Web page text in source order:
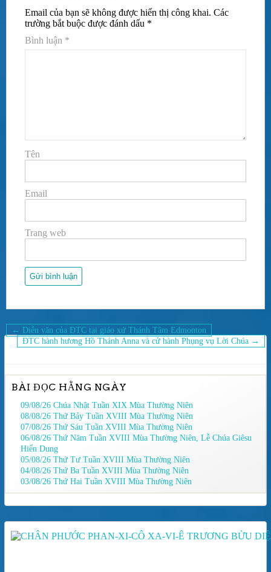
Email của bạn sẽ không được hiển thị công khai. Các
trường bắt buộc được đánh dấu *
Bình luận *
Tên
Email
Trang web
Điều
hướng
← Diễn văn của ĐTC tại giáo xứ Thánh Tâm Edmonton
ĐTC hành hương Hồ Thánh Anna và cử hành Phụng vụ Lời Chúa →
BÀI ĐỌC HẰNG NGÀY
09/08/26 Chúa Nhật Tuần XIX Mùa Thường Niên
08/08/26 Thứ Bảy Tuần XVIII Mùa Thường Niên
07/08/26 Thứ Sáu Tuần XVIII Mùa Thường Niên
06/08/26 Thứ Năm Tuần XVIII Mùa Thường Niên, Lễ Chúa Giêsu
Hiển Dung
05/08/26 Thứ Tư Tuần XVIII Mùa Thường Niên
04/08/26 Thứ Ba Tuần XVIII Mùa Thường Niên
03/08/26 Thứ Hai Tuần XVIII Mùa Thường Niên